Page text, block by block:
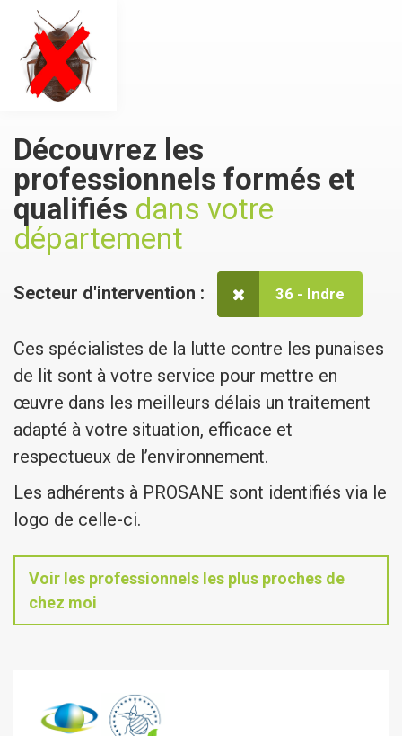
Découvrez les
professionnels formés et
qualifiés dans votre
département
Secteur d'intervention : 36 - Indre
Ces spécialistes de la lutte contre les punaises
de lit sont à votre service pour mettre en
œuvre dans les meilleurs délais un traitement
adapté à votre situation, efficace et
respectueux de l’environnement.
Les adhérents à PROSANE sont identifiés via le
logo de celle-ci.
Voir les professionnels les plus proches de
chez moi